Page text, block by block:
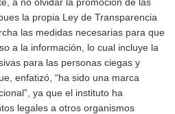
la propia Ley de Transparencia
las medidas necesarias para que
a la información, lo cual incluye la
para las personas ciegas y
enfatizó, “ha sido una marca
ya que el instituto ha
legales a otros organismos